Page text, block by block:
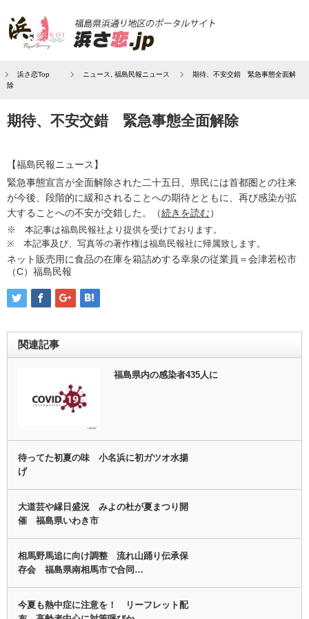
浜さ恋Top ニュース 福島民報ニュース
期待、不安交錯 緊急事態全面解
除
期待、不安交錯 緊急事態全面解除
【福島民報ニュース】
緊急事態宣言が全面解除された二十五日、県民には首都圏との往来
が今後、段階的に緩和されることへの期待とともに、再び感染が拡
大することへの不安が交錯した。（続きを読む）
※ 本記事は福島民報社より提供を受けております。
※ 本記事及び、写真等の著作権は福島民報社に帰属致します。
ネット販売用に食品の在庫を箱詰めする幸泉の従業員＝会津若松市
（C）福島民報
関連記事
福島県内の感染者435人に
待ってた初夏の味 小名浜に初ガツオ水揚
げ
大道芸や縁日盛況 みよの杜が夏まつり開
催 福島県いわき市
相馬野馬追に向け調整 流れ山踊り伝承保
存会 福島県南相馬市で合同…
今夏も熱中症に注意を！ リーフレット配